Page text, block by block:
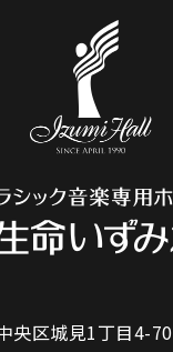
央区城見1丁目4-70